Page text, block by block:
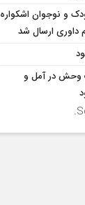
و نوجوان اشکواره
داوری ارسال شد
وحش در آمل و